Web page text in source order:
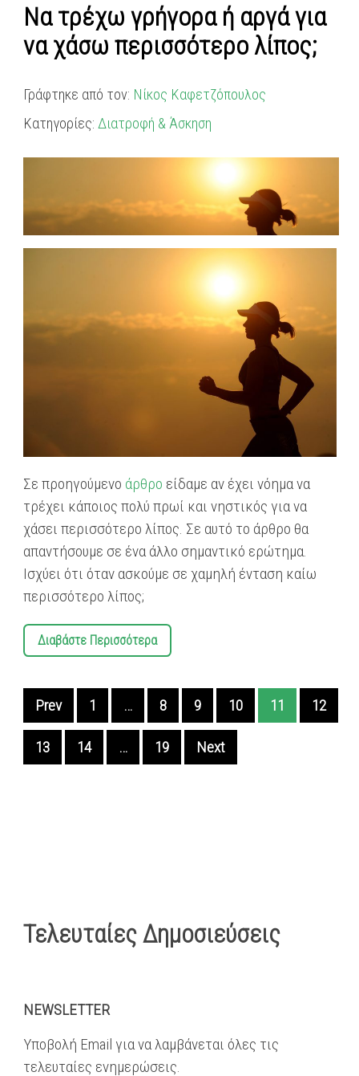
Να τρέχω γρήγορα ή αργά για
να χάσω περισσότερο λίπος;
Γράφτηκε από τον: Νίκος Καφετζόπουλος
Κατηγορίες: Διατροφή & Άσκηση
Σε προηγούμενο άρθρο είδαμε αν έχει νόημα να
τρέχει κάποιος πολύ πρωί και νηστικός για να
χάσει περισσότερο λίπος. Σε αυτό το άρθρο θα
απαντήσουμε σε ένα άλλο σημαντικό ερώτημα.
Ισχύει ότι όταν ασκούμε σε χαμηλή ένταση καίω
περισσότερο λίπος;
Διαβάστε Περισσότερα
Prev 1 … 8 9 10 11 12
13 14 … 19 Next
Τελευταίες Δημοσιεύσεις
NEWSLETTER
Υποβολή Email για να λαμβάνεται όλες τις
τελευταίες ενημερώσεις.